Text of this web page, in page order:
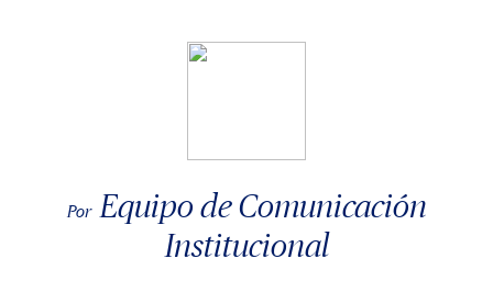
Por Equipo de Comunicación
Institucional